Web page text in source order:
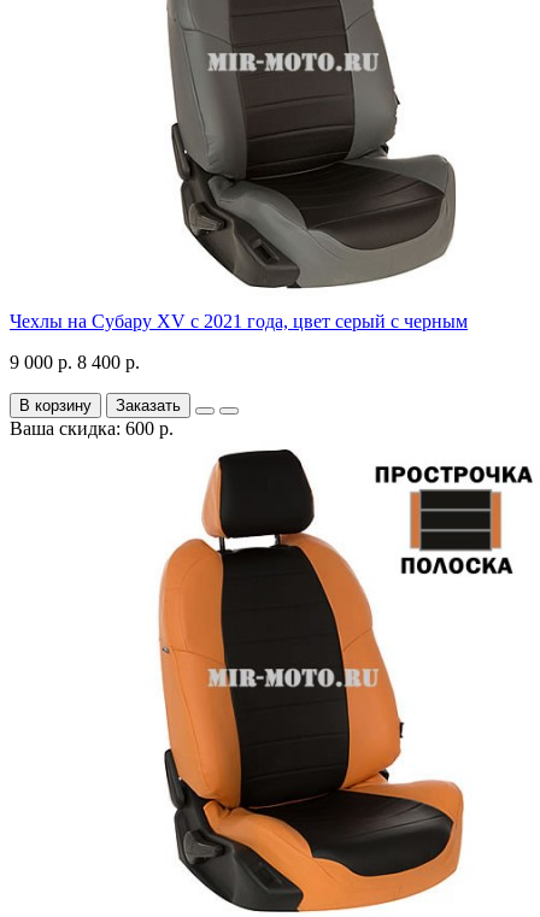
Чехлы на Субару XV с 2021 года, цвет серый с черным
9 000 р. 8 400 р.
В корзину Заказать
Ваша скидка: 600 р.